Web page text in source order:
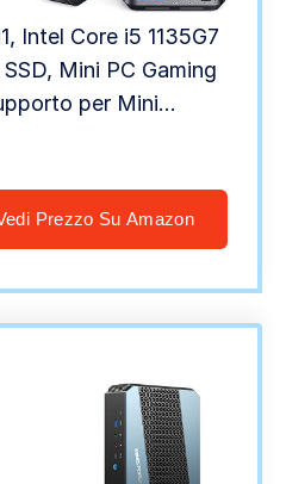
Intel Core i5 1135G7
Mini PC Gaming
per Mini
8K Triple Display,
Prezzo Su Amazon